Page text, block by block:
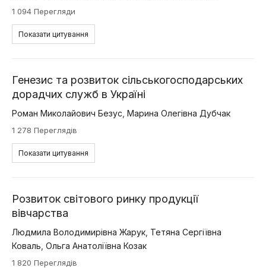
1 094 Перегляди
Показати цитування
Генезис та розвиток сільськогосподарських
дорадчих служб в Україні
Роман Миколайович Безус Марина Олегівна Дубчак
1 278 Переглядів
Показати цитування
Розвиток світового ринку продукції
вівчарства
Людмила Володимирівна Жарук Тетяна Сергіївна
Коваль Ольга Анатоліївна Козак
1 820 Переглядів